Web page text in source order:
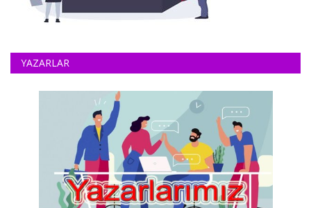
YAZARLAR